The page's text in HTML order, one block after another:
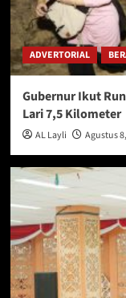
ADVERTORIAL
Gubernur Ikut
Lari 7,5 Kilometer
AL Layli Agustus